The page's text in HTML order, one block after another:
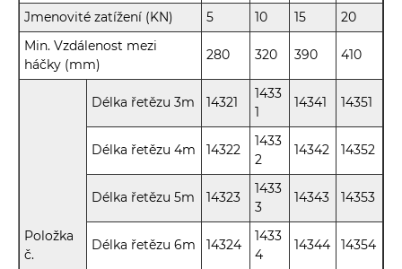
Jmenovité zatížení (KN)
5 10 15
20
Min. Vzdálenost mezi
háčky (mm)
280 320 390 410
Položka
č.
Délka řetězu 3m 14321
1433
1
14341 14351
Délka řetězu 4m 14322
1433
2
14342 14352
Délka řetězu 5m 14323
1433
3
14343 14353
Délka řetězu 6m 14324
1433
4
14344 14354